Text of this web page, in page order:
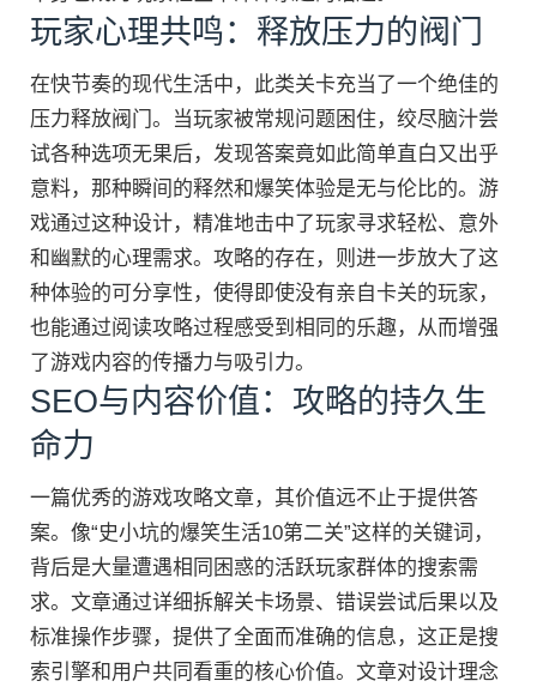
玩家心理共鸣：释放压力的阀门
在快节奏的现代生活中，此类关卡充当了一个绝佳的
压力释放阀门。当玩家被常规问题困住，绞尽脑汁尝
试各种选项无果后，发现答案竟如此简单直白又出乎
意料，那种瞬间的释然和爆笑体验是无与伦比的。游
戏通过这种设计，精准地击中了玩家寻求轻松、意外
和幽默的心理需求。攻略的存在，则进一步放大了这
种体验的可分享性，使得即使没有亲自卡关的玩家，
也能通过阅读攻略过程感受到相同的乐趣，从而增强
了游戏内容的传播力与吸引力。
SEO与内容价值：攻略的持久生
命力
一篇优秀的游戏攻略文章，其价值远不止于提供答
案。像“史小坑的爆笑生活10第二关”这样的关键词，
背后是大量遭遇相同困惑的活跃玩家群体的搜索需
求。文章通过详细拆解关卡场景、错误尝试后果以及
标准操作步骤，提供了全面而准确的信息，这正是搜
索引擎和用户共同看重的核心价值。文章对设计理念